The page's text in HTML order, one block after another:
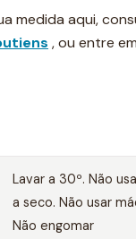
medida aqui,
, ou entre
Lavar a 30º. Não
a seco. Não usar
Não engomar